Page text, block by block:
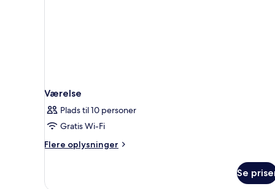
Værelse
Plads til 10 personer
Gratis Wi-Fi
Flere oplysninger
Flere
Se